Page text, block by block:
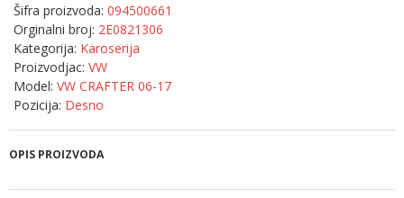
Šifra proizvoda: 094500661
Orginalni broj: 2E0821306
Kategorija: Karoserija
Proizvodjac: VW
Model: VW CRAFTER 06-17
Pozicija: Desno
OPIS PROIZVODA